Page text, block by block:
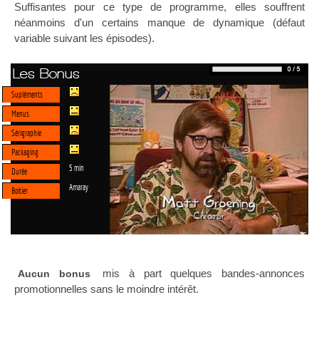
Suffisantes pour ce type de programme, elles souffrent
néanmoins d'un certains manque de dynamique (défaut
variable suivant les épisodes).
Les Bonus
Supléments
Menus
Sérigraphie
Packaging
Durée
5 min
Boitier Amaray
Aucun bonus
mis à part quelques bandes-annonces
promotionnelles sans le moindre intérêt.